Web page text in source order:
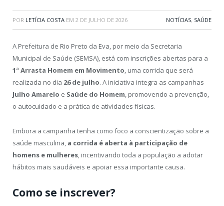
POR LETÍCIA COSTA EM 2 DE JULHO DE 2026 NOTÍCIAS, SAÚDE
A Prefeitura de Rio Preto da Eva, por meio da Secretaria
Municipal de Saúde (SEMSA), está com inscrições abertas para a
1ª Arrasta Homem em Movimento, uma corrida que será
realizada no dia 26 de julho. A iniciativa integra as campanhas
Julho Amarelo e Saúde do Homem, promovendo a prevenção,
o autocuidado e a prática de atividades físicas.
Embora a campanha tenha como foco a conscientização sobre a
saúde masculina, a corrida é aberta à participação de
homens e mulheres , incentivando toda a população a adotar
hábitos mais saudáveis e apoiar essa importante causa.
Como se inscrever?